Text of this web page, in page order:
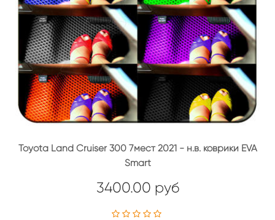
Toyota Land Cruiser 300 7мест 2021 - н.в. коврики EVA
Smart
3400.00 руб